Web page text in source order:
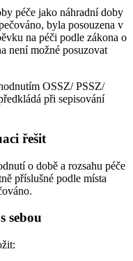
péče jako náhradní doby
byla posouzena v
na péči podle zákona o
není možné posuzovat
OSSZ/ PSSZ/
při sepisování
řešit
o době a rozsahu péče
příslušné podle místa
sebou